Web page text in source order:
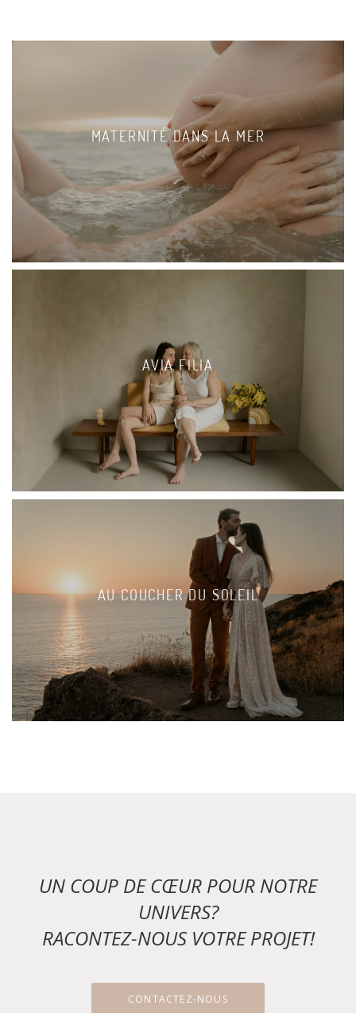
MATERNITÉ DANS LA MER
AVIA FILIA
AU COUCHER DU SOLEIL
UN COUP DE CŒUR POUR NOTRE
UNIVERS?
RACONTEZ-NOUS VOTRE PROJET!
CONTACTEZ-NOUS